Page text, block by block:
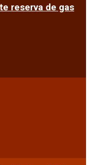
reserva de gas